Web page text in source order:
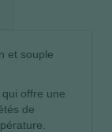
et souple
offre une
de